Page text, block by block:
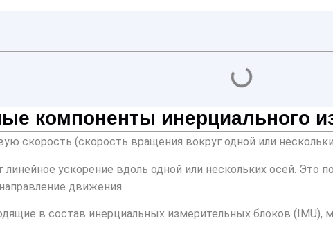
компоненты инерциального
скорость (скорость вращения вокруг одной или
ускорение вдоль одной или нескольких осей. Это
движения.
в состав инерциальных измерительных блоков (IMU),